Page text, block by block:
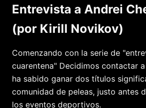
Entrevista a Andrei
(por Kirill Novikov)
Comenzando con la serie de
cuarentena" Decidimos contactar
ha sabido ganar dos títulos
comunidad de peleas, justo antes
los eventos deportivos.